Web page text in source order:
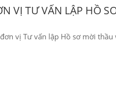
VỊ TƯ VẤN LẬP HỒ
vị Tư vấn lập Hồ sơ mời